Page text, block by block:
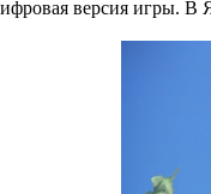
версия игры.